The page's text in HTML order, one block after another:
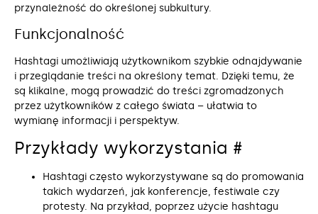
przynależność do określonej subkultury.
Funkcjonalność
Hashtagi umożliwiają użytkownikom szybkie odnajdywanie
i przeglądanie treści na określony temat. Dzięki temu, że
są klikalne, mogą prowadzić do treści zgromadzonych
przez użytkowników z całego świata – ułatwia to
wymianę informacji i perspektyw.
Przykłady wykorzystania #
Hashtagi często wykorzystywane są do promowania
takich wydarzeń, jak konferencje, festiwale czy
protesty. Na przykład, poprzez użycie hashtagu